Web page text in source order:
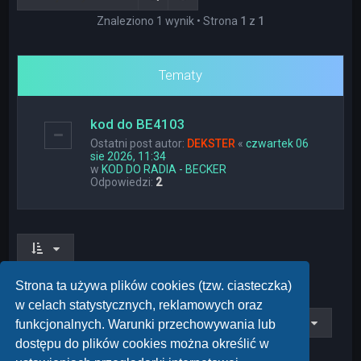
Strona ta używa plików cookies (tzw. ciasteczka)
w celach statystycznych, reklamowych oraz
funkcjonalnych. Warunki przechowywania lub
dostępu do plików cookies można określić w
Znaleziono 1 wynik • Strona 1 z 1
Tematy
kod do BE4103
Ostatni post autor: DEKSTER «czwartek 06
sie 2026, 11:34
w KOD DO RADIA - BECKER
Odpowiedzi: 2
Przejdź do